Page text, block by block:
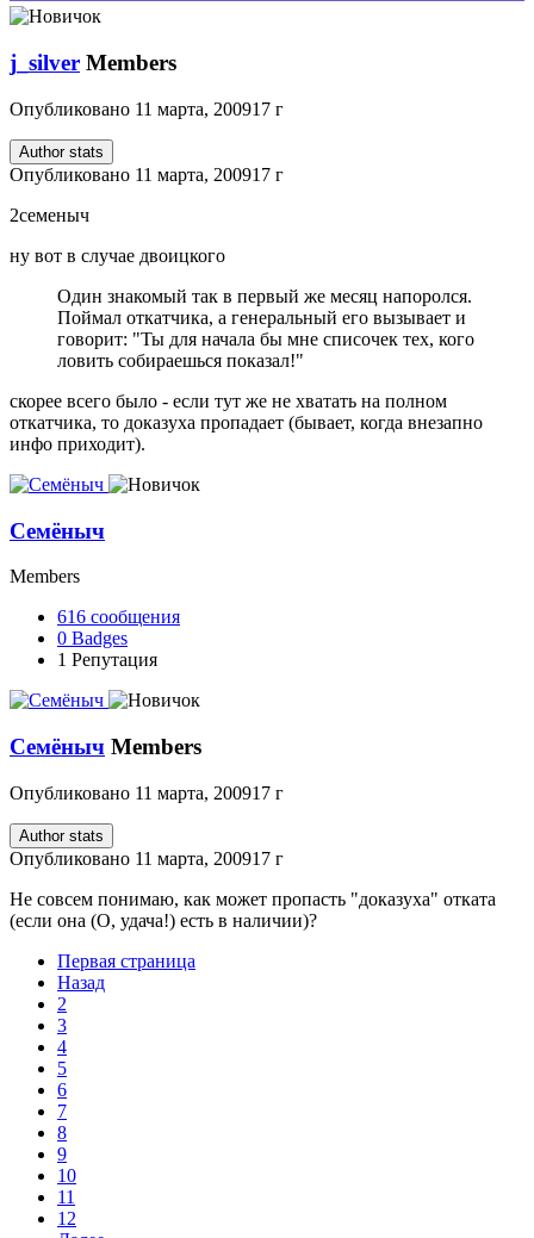
j_silver Members
Опубликовано 11 марта, 200917 г
Author stats
Опубликовано 11 марта, 200917 г
2семеныч
ну вот в случае двоицкого
Один знакомый так в первый же месяц напоролся.
Поймал откатчика, а генеральный его вызывает и
говорит: "Ты для начала бы мне списочек тех, кого
ловить собираешься показал!"
скорее всего было - если тут же не хватать на полном
откатчика, то доказуха пропадает (бывает, когда внезапно
инфо приходит).
Семёныч
Members
616 сообщения
0 Badges
1 Репутация
Семёныч Members
Опубликовано 11 марта, 200917 г
Author stats
Опубликовано 11 марта, 200917 г
Не совсем понимаю, как может пропасть "доказуха" отката
(если она (О, удача!) есть в наличии)?
Первая страница
Назад
2
3
4
5
6
7
8
9
10
11
12